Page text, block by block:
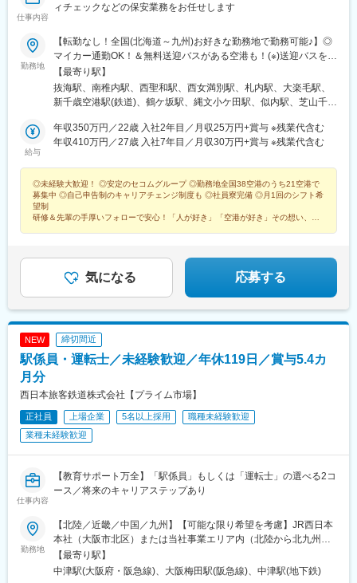
仕事内容
ィチェックなどの保安業務をお任せします
勤務地
【転勤なし！全国(北海道～九州)お好きな勤務地で勤務可能♪】◎
マイカー通勤OK！＆無料送迎バスがある空港も！(※)送迎バスを運
行中の空港！(☆)寮費半年無料の空港！＜北海道＞利尻空港稚内空
港旭川空港(☆)女満別空港(☆)帯広空港(☆)釧路空港新千歳空港(※)
(☆)＜東北＞青森空港大館能代空港花巻空港＜関東＞八丈島空港
国＞米子空港岡山空港＜九州＞対馬空港福江空港屋久島空港種子
島空港奄美空港★受動喫煙防止対策：屋内喫煙室あり
【最寄り駅】
抜海駅、南稚内駅、西聖和駅、西女満別駅、札内駅、大楽毛駅、
新千歳空港駅(鉄道)、鶴ケ坂駅、縄文小ケ田駅、似内駅、芝山千代
野々口駅、西大山駅、大山駅(鹿児島県)、中浜駅
給与
年収350万円／22歳 入社2年目／月収25万円+賞与 ※残業代含む
年収410万円／27歳 入社7年目／月収30万円+賞与 ※残業代含む
◎未経験大歓迎！ ◎安定のセコムグループ ◎勤務地全国38空港のうち21空港で
募集中 ◎自己申告制のキャリアチェンジ制度も ◎社員寮完備 ◎月1回のシフト希
望制
研修＆先輩の手厚いフォローで安心！「人が好き」「空港が好き」その想い、叶
気になる 応募する
NEW 締切間近
駅係員・運転士／未経験歓迎／年休119日／賞与5.4カ
月分
西日本旅客鉄道株式会社【プライム市場】
正社員 上場企業 5名以上採用
職種未経験歓迎
業種未経験歓迎
仕事内容
【教育サポート万全】「駅係員」もしくは「運転士」の選べる2コ
ース／将来のキャリアステップあり
勤務地
【北陸／近畿／中国／九州】【可能な限り希望を考慮】JR西日本
本社（大阪市北区）または当社事業エリア内（北陸から北九州ま
で）の各支社※可能な限り希望に沿う配属をいたします※U・Iター
ン歓迎【本社】大阪府大阪市北区芝田2-4-24＊各線「大阪」駅よ
【最寄り駅】
中津駅(大阪府・阪急線)、大阪梅田駅(阪急線)、中津駅(地下鉄)